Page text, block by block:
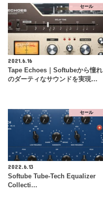
セール
2021.6.16
Tape Echoes｜Softubeから憧れ
のダーティなサウンドを実現…
セール
2022.6.13
Softube Tube-Tech Equalizer
Collecti…